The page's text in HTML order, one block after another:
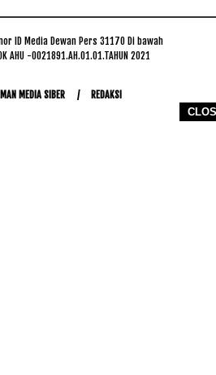
ID Media Dewan Pers 31170 Di bawah
AHU -0021891.AH.01.01.TAHUN 2021
MEDIA SIBER REDAKSI